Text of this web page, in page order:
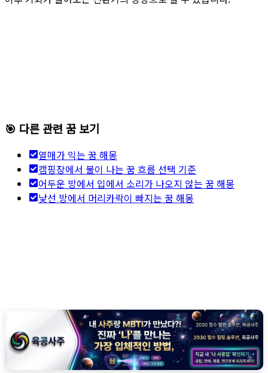
🎯 다른 관련 꿈 보기
열매가 익는 꿈 해몽
캠핑장에서 불이 나는 꿈 흐름 선택 기준
어두운 방에서 입에서 소리가 나오지 않는 꿈 해몽
낯선 방에서 머리카락이 빠지는 꿈 해몽